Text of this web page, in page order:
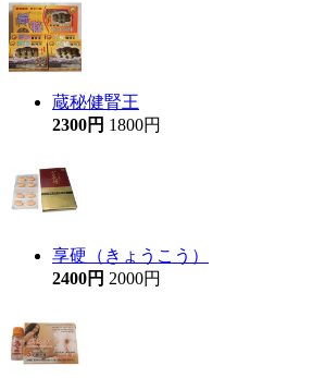
蔵秘健腎王
2300円 1800円
享硬（きょうこう）
2400円 2000円